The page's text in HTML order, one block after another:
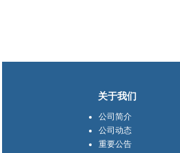
关于我们
公司简介
公司动态
重要公告